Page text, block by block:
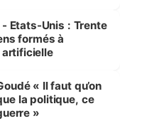
Etats-Unis : Trente
formés à
artificielle
« Il faut qu’on
la politique, ce
»